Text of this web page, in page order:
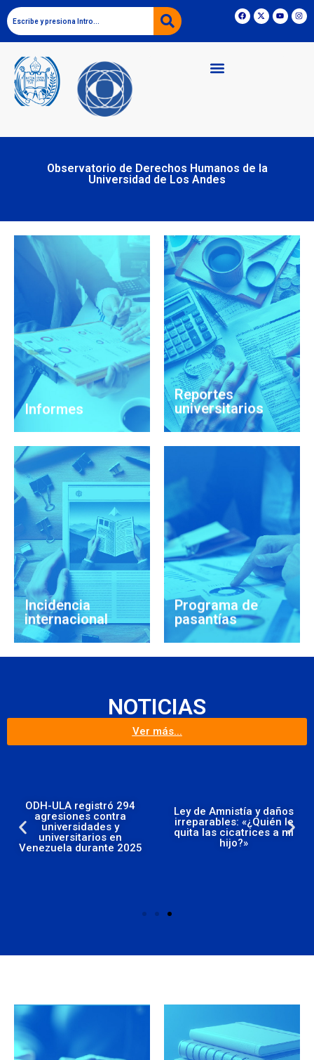
Observatorio de Derechos Humanos de la
Universidad de Los Andes
Informes
Ver informes
Reportes
universitarios
Ver reportes
Incidencia
internacional
Ver Incidencias
Programa de
pasantías
Ver programas
NOTICIAS
Ver más...
ODH-ULA registró 294
agresiones contra
universidades y
universitarios en
Venezuela durante 2025
Ley de Amnistía y daños
irreparables: «¿Quién le
quita las cicatrices a mi
hijo?»